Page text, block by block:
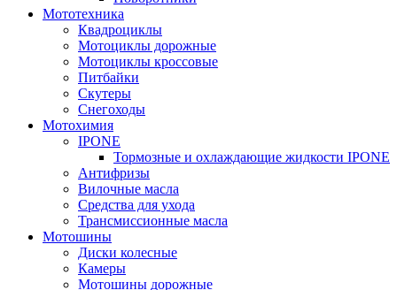
Мототехника
Квадроциклы
Мотоциклы дорожные
Мотоциклы кроссовые
Питбайки
Скутеры
Снегоходы
Мотохимия
IPONE
Тормозные и охлаждающие жидкости IPONE
Антифризы
Вилочные масла
Средства для ухода
Трансмиссионные масла
Мотошины
Диски колесные
Камеры
Мотошины дорожные